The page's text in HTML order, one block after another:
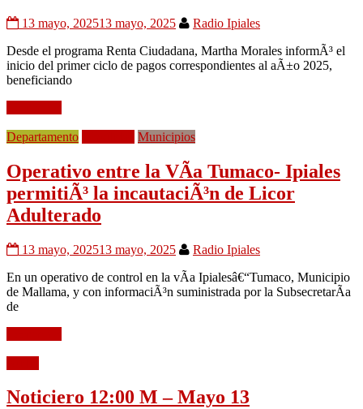
13 mayo, 202513 mayo, 2025
Radio Ipiales
Desde el programa Renta Ciudadana, Martha Morales informÃ³ el
inicio del primer ciclo de pagos correspondientes al aÃ±o 2025,
beneficiando
Departamento Municipios
Operativo entre la VÃ­a Tumaco- Ipiales
permitiÃ³ la incautaciÃ³n de Licor
Adulterado
13 mayo, 202513 mayo, 2025
Radio Ipiales
En un operativo de control en la vÃ­a Ipialesâ€“Tumaco, Municipio
de Mallama, y con informaciÃ³n suministrada por la SubsecretarÃ­a
de
Noticiero 12:00 M – Mayo 13